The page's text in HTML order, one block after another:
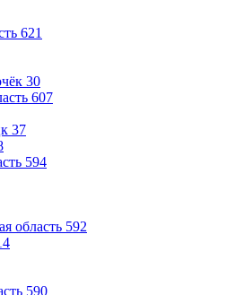
621
30
607
37
594
область 592
590